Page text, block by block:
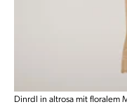
Dinrdl in altrosa mit floralem